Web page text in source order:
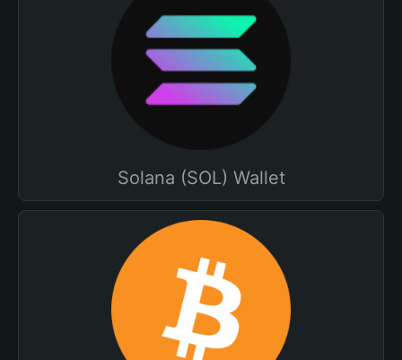
Solana (SOL) Wallet